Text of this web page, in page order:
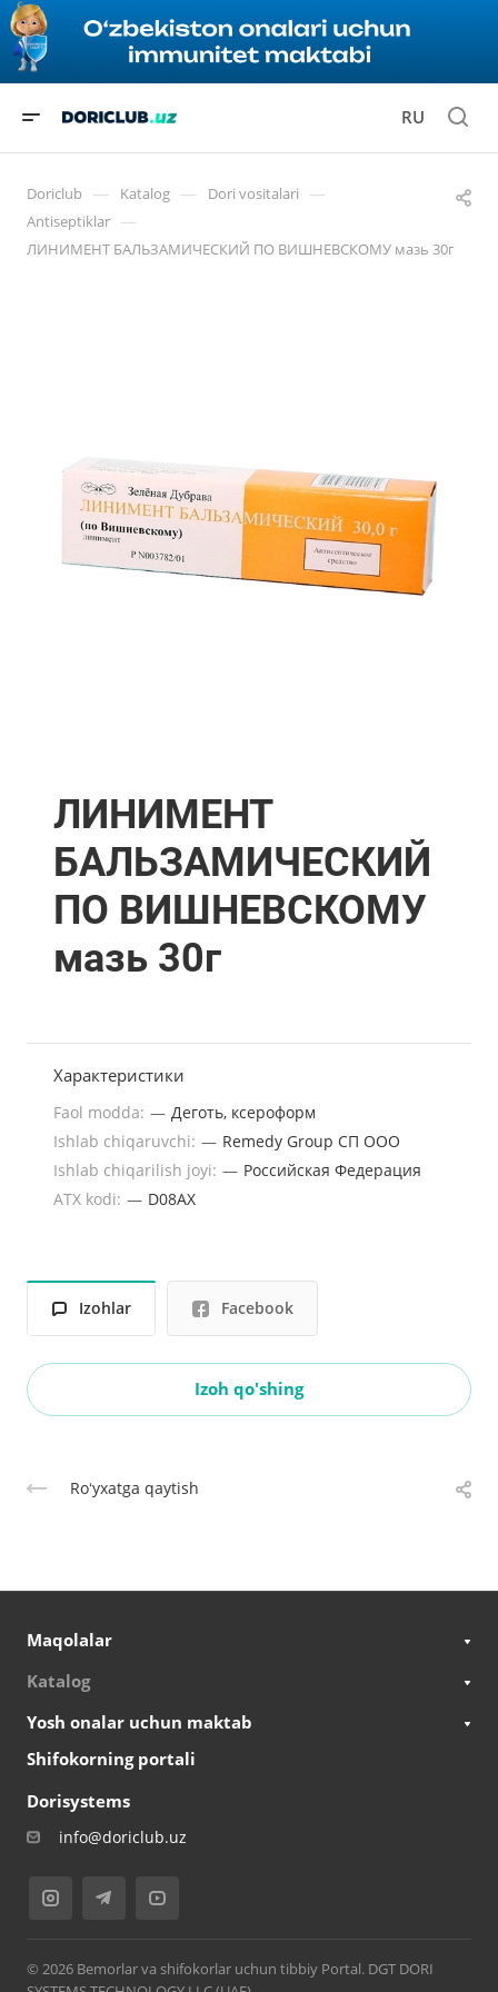
RU
Doriclub — Katalog — Dori vositalari —
Antiseptiklar —
ЛИНИМЕНТ БАЛЬЗАМИЧЕСКИЙ ПО ВИШНЕВСКОМУ мазь 30г
ЛИНИМЕНТ
БАЛЬЗАМИЧЕСКИЙ
ПО ВИШНЕВСКОМУ
мазь 30г
Характеристики
Faol modda: — Деготь, ксероформ
Ishlab chiqaruvchi: — Remedy Group СП OOO
Ishlab chiqarilish joyi: — Российская Федерация
ATX kodi: — D08AX
Izohlar Facebook
Izoh qo'shing
Roʻyxatga qaytish
Maqolalar
Katalog
Yosh onalar uchun maktab
Shifokorning portali
Dorisystems
info@doriclub.uz
© 2026 Bemorlar va shifokorlar uchun tibbiy Portal. DGT DORI